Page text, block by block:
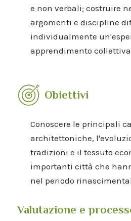
e non verbali; costruire
argomenti e discipline
individualmente
apprendimento
Obiettivi
Conoscere le principali
architettoniche,
tradizioni e il tessuto
importanti città che
nel periodo
Valutazione e